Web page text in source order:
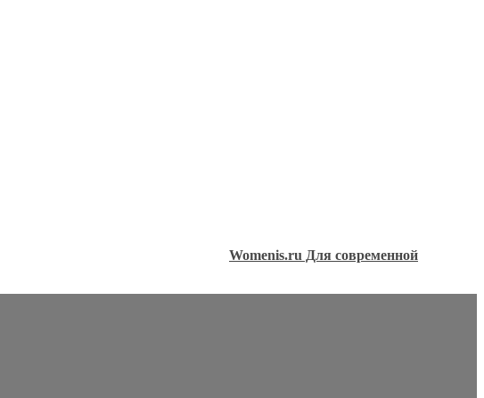
Womenis.ru Для современной